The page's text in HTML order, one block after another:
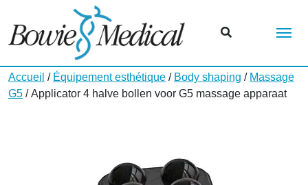
Accueil / Équipement esthétique / Body shaping / Massage
G5 / Applicator 4 halve bollen voor G5 massage apparaat